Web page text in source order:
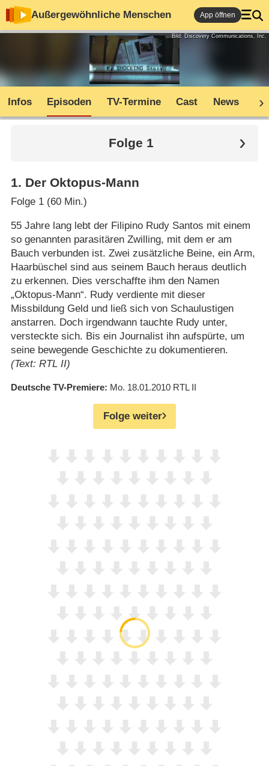
Außergewöhnliche Menschen App öffnen
Bild: Discovery Communications, Inc.
Infos Episoden TV-Termine Cast News
Folge 1
1. Der Oktopus-Mann
Folge 1 (60 Min.)
55 Jahre lang lebt der Filipino Rudy Santos mit einem
so genannten parasitären Zwilling, mit dem er am
Bauch verbunden ist. Zwei zusätzliche Beine, ein Arm,
Haarbüschel sind aus seinem Bauch heraus deutlich
zu erkennen. Dies verschaffte ihm den Namen
„Oktopus-Mann“. Rudy verdiente mit dieser
Missbildung Geld und ließ sich von Schaulustigen
anstarren. Doch irgendwann tauchte Rudy unter,
versteckte sich. Bis ein Journalist ihn aufspürte, um
seine bewegende Geschichte zu dokumentieren.
(Text: RTL II)
Deutsche TV-Premiere Mo. 18.01.2010 RTL II
Folge weiter